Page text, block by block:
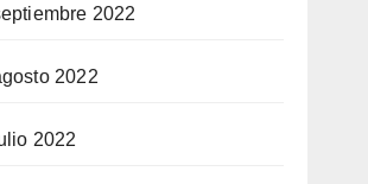
2022
2022
2022